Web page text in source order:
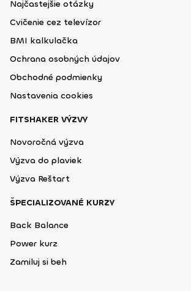
Najčastejšie otázky
Cvičenie cez televízor
BMI kalkulačka
Ochrana osobných údajov
Obchodné podmienky
Nastavenia cookies
FITSHAKER VÝZVY
Novoročná výzva
Výzva do plaviek
Výzva Reštart
ŠPECIALIZOVANÉ KURZY
Back Balance
Power kurz
Zamiluj si beh